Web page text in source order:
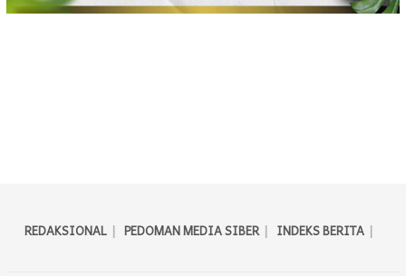
REDAKSIONAL PEDOMAN MEDIA SIBER INDEKS BERITA